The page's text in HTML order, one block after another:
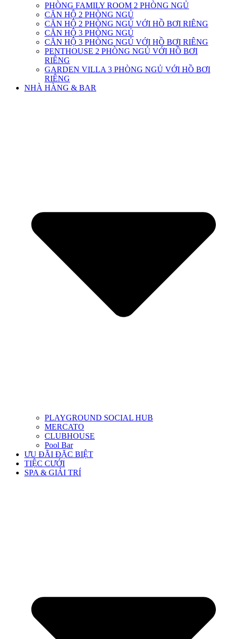
PHÒNG FAMILY ROOM 2 PHÒNG NGỦ
CĂN HỘ 2 PHÒNG NGỦ
CĂN HỘ 2 PHÒNG NGỦ VỚI HỒ BƠI RIÊNG
CĂN HỘ 3 PHÒNG NGỦ
CĂN HỘ 3 PHÒNG NGỦ VỚI HỒ BƠI RIÊNG
PENTHOUSE 2 PHÒNG NGỦ VỚI HỒ BƠI
RIÊNG
GARDEN VILLA 3 PHÒNG NGỦ VỚI HỒ BƠI
RIÊNG
NHÀ HÀNG & BAR
PLAYGROUND SOCIAL HUB
MERCATO
CLUBHOUSE
Pool Bar
ƯU ĐÃI ĐẶC BIỆT
TIỆC CƯỚI
SPA & GIẢI TRÍ